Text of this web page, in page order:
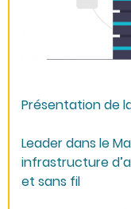
Présentation de
Leader dans le
infrastructure
et sans fil